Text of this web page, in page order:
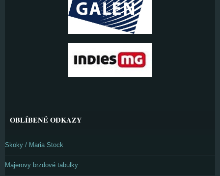
OBLÍBENÉ ODKAZY
Skoky / Maria Stock
Majerovy brzdové tabulky